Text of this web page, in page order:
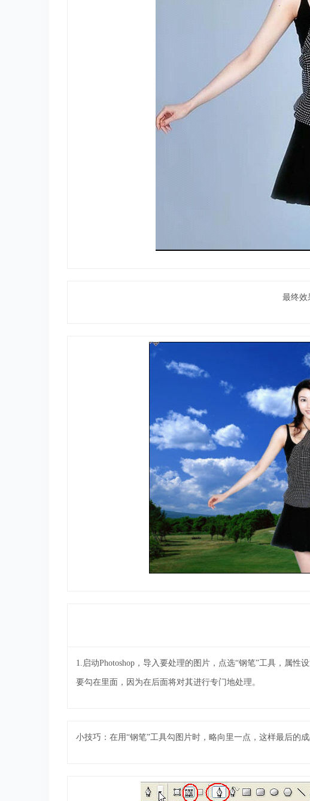
最终效
1.启动Photoshop，导入要处理的图片，点选“钢笔”工具，属
要勾在里面，因为在后面将对其进行专门地处理。
小技巧：在用“钢笔”工具勾图片时，略向里一点，这样最后的